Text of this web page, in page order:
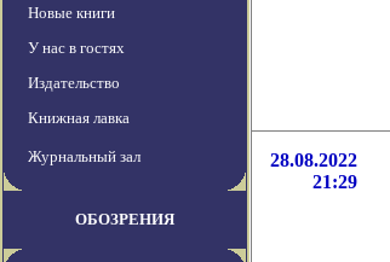
Новые книги
У нас в гостях
Издательство
Книжная лавка
Журнальный зал
ОБОЗРЕНИЯ
28.08.2022
21:29